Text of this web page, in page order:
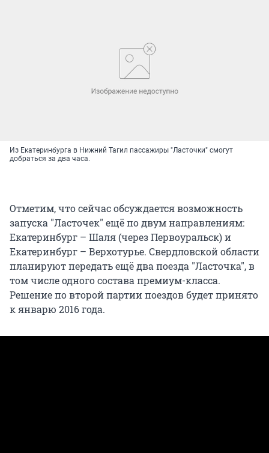
Из Екатеринбурга в Нижний Тагил пассажиры "Ласточки" смогут
добраться за два часа.
Отметим, что сейчас обсуждается возможность
запуска "Ласточек" ещё по двум направлениям:
Екатеринбург – Шаля (через Первоуральск) и
Екатеринбург – Верхотурье. Свердловской области
планируют передать ещё два поезда "Ласточка", в
том числе одного состава премиум-класса.
Решение по второй партии поездов будет принято
к январю 2016 года.